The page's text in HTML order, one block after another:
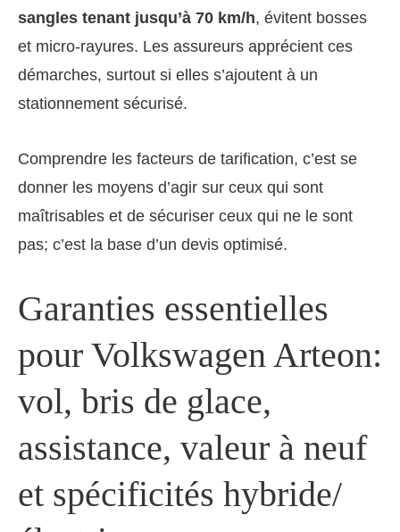
sangles tenant jusqu’à 70 km/h, évitent bosses
et micro-rayures. Les assureurs apprécient ces
démarches, surtout si elles s’ajoutent à un
stationnement sécurisé.
Comprendre les facteurs de tarification, c’est se
donner les moyens d’agir sur ceux qui sont
maîtrisables et de sécuriser ceux qui ne le sont
pas; c’est la base d’un devis optimisé.
Garanties essentielles
pour Volkswagen Arteon:
vol, bris de glace,
assistance, valeur à neuf
et spécificités hybride/